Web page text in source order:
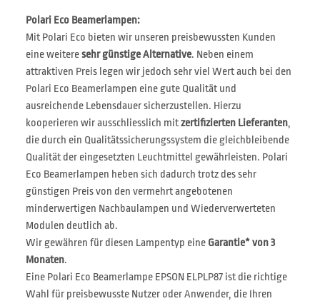
Polari Eco Beamerlampen:
Mit Polari Eco bieten wir unseren preisbewussten Kunden
eine weiteresehr günstige Alternative. Neben einem
attraktiven Preis legen wir jedoch sehr viel Wert auch bei den
Polari Eco Beamerlampen eine gute Qualität und
ausreichende Lebensdauer sicherzustellen. Hierzu
kooperieren wir ausschliesslich mitzertifizierten Lieferanten,
die durch ein Qualitätssicherungssystem die gleichbleibende
Qualität der eingesetzten Leuchtmittel gewährleisten. Polari
Eco Beamerlampen heben sich dadurch trotz des sehr
günstigen Preis von den vermehrt angebotenen
minderwertigen Nachbaulampen und Wiederverwerteten
Modulen deutlich ab.
Wir gewähren für diesen Lampentyp eine Garantie* von 3
Monaten.
Eine Polari Eco Beamerlampe EPSON ELPLP87 ist die richtige
Wahl für preisbewusste Nutzer oder Anwender, die Ihren